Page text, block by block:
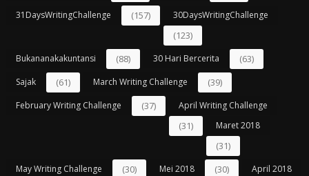
31DaysWritingChallenge (157) 30DaysWritingChallenge
(123)
Bukananakakuntansi (88) 30 Hari Bercerita (63)
Sajak (61) March Writing Challenge (39)
February Writing Challenge (37) April Writing Challenge
(31) Maret 2018
(31)
May Writing Challenge (30) Mei 2018 (30) April 2018